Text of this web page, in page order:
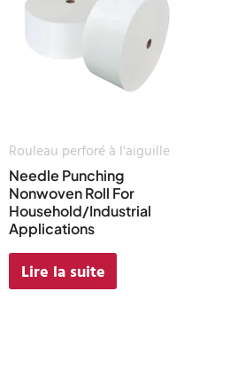
Rouleau perforé à l'aiguille
Needle Punching
Nonwoven Roll For
Household/Industrial
Applications
Lire la suite